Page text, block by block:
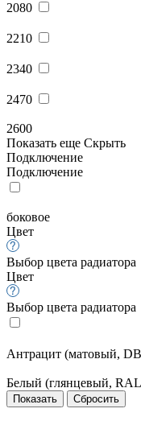
2080
2210
2340
2470
2600
Показать еще Скрыть
Подключение
Подключение
боковое
Цвет
Выбор цвета радиатора
Цвет
Выбор цвета радиатора
Антрацит (матовый,
Белый (глянцевый,